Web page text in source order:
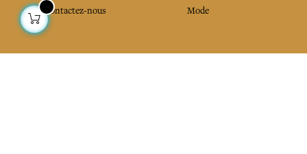
Contactez-nous
Mode